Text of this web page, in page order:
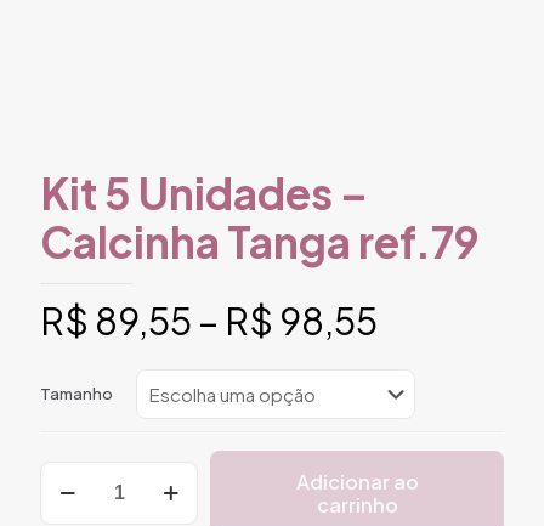
Kit 5 Unidades –
Calcinha Tanga ref.79
R$ 89,55 – R$ 98,55
preço:
R$ 89,55
através
R$ 98,55
Tamanho
Adicionar ao
carrinho